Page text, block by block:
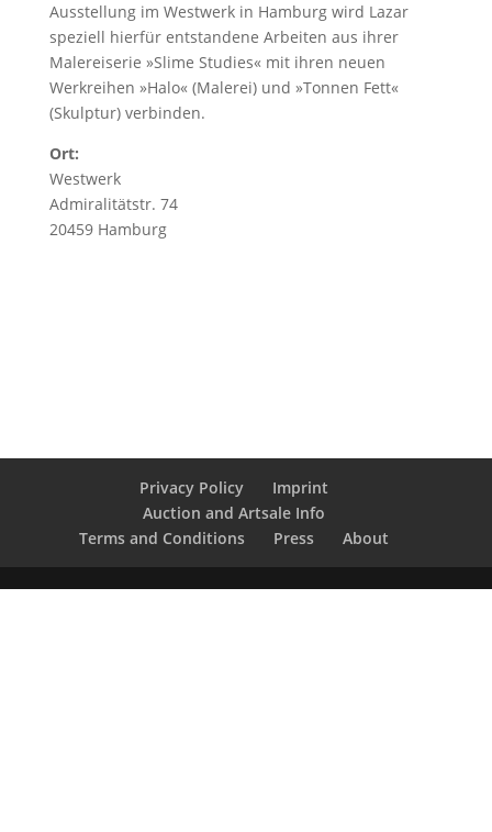
Ausstellung im Westwerk in Hamburg wird Lazar
speziell hierfür entstandene Arbeiten aus ihrer
Malereiserie »Slime Studies« mit ihren neuen
Werkreihen »Halo« (Malerei) und »Tonnen Fett«
(Skulptur) verbinden.
Ort:
Westwerk
Admiralitätstr. 74
20459 Hamburg
Privacy Policy
Imprint
Auction and Artsale Info
Terms and Conditions
Press About